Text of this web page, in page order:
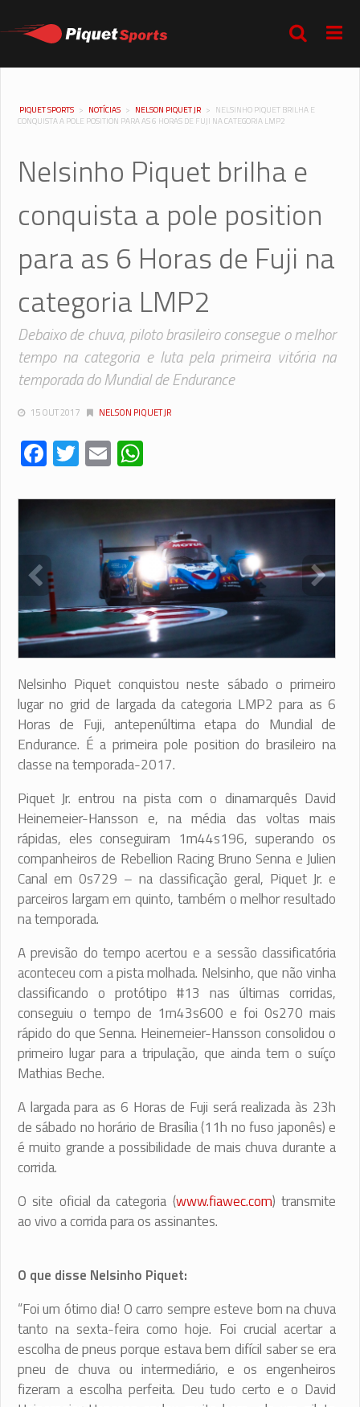
PIQUET SPORTS > NOTÍCIAS > NELSON PIQUET JR > NELSINHO PIQUET BRILHA E
CONQUISTA A POLE POSITION PARA AS 6 HORAS DE FUJI NA CATEGORIA LMP2
Nelsinho Piquet brilha e
conquista a pole position
para as 6 Horas de Fuji na
categoria LMP2
Debaixo de chuva, piloto brasileiro consegue o melhor
tempo na categoria e luta pela primeira vitória na
temporada do Mundial de Endurance
15 OUT 2017 NELSON PIQUET JR
Facebook
Twitter
Email
Nelsinho Piquet conquistou neste sábado o primeiro
lugar no grid de largada da categoria LMP2 para as 6
Horas de Fuji, antepenúltima etapa do Mundial de
Endurance. É a primeira pole position do brasileiro na
classe na temporada-2017.
Piquet Jr. entrou na pista com o dinamarquês David
Heinemeier-Hansson e, na média das voltas mais
rápidas, eles conseguiram 1m44s196, superando os
companheiros de Rebellion Racing Bruno Senna e Julien
Canal em 0s729 – na classificação geral, Piquet Jr. e
parceiros largam em quinto, também o melhor resultado
na temporada.
A previsão do tempo acertou e a sessão classificatória
aconteceu com a pista molhada. Nelsinho, que não vinha
classificando o protótipo #13 nas últimas corridas,
conseguiu o tempo de 1m43s600 e foi 0s270 mais
rápido do que Senna. Heinemeier-Hansson consolidou o
primeiro lugar para a tripulação, que ainda tem o suíço
Mathias Beche.
A largada para as 6 Horas de Fuji será realizada às 23h
de sábado no horário de Brasília (11h no fuso japonês) e
é muito grande a possibilidade de mais chuva durante a
corrida.
O site oficial da categoria (www.fiawec.com) transmite
ao vivo a corrida para os assinantes.
O que disse Nelsinho Piquet:
“Foi um ótimo dia! O carro sempre esteve bom na chuva
tanto na sexta-feira como hoje. Foi crucial acertar a
escolha de pneus porque estava bem difícil saber se era
pneu de chuva ou intermediário, e os engenheiros
fizeram a escolha perfeita. Deu tudo certo e o David